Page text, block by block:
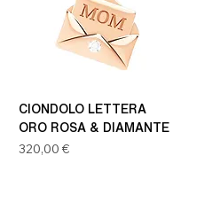
CIONDOLO LETTERA
ORO ROSA & DIAMANTE
Prezzo
320,00 €